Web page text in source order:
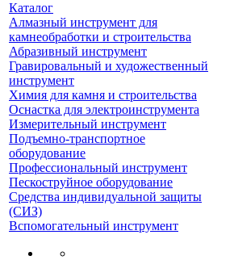
Каталог
Алмазный инструмент для
камнеобработки и строительства
Абразивный инструмент
Гравировальный и художественный
инструмент
Химия для камня и строительства
Оснастка для электроинструмента
Измерительный инструмент
Подъемно-транспортное
оборудование
Профессиональный инструмент
Пескоструйное оборудование
Средства индивидуальной защиты
(СИЗ)
Вспомогательный инструмент